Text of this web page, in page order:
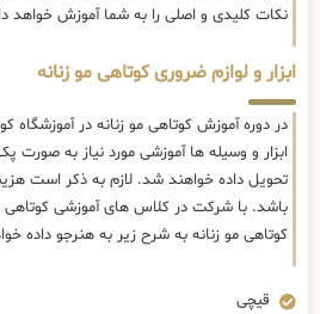
نکات کلیدی و اصلی را به شما آموزش خواهد
ابزار و لوازم ضروری کوتاهی مو زنانه
در دوره آموزش کوتاهی مو زنانه در آموزشگاه
ابزار و وسیله ها آموزشی مورد نیاز به صورت
تحویل داده خواهند شد. لازم به ذکر است
باشد. با شرکت در کلاس های آموزشی کوتاهی
کوتاهی مو زنانه به شرح زیر به هنرجو داده
قیچی